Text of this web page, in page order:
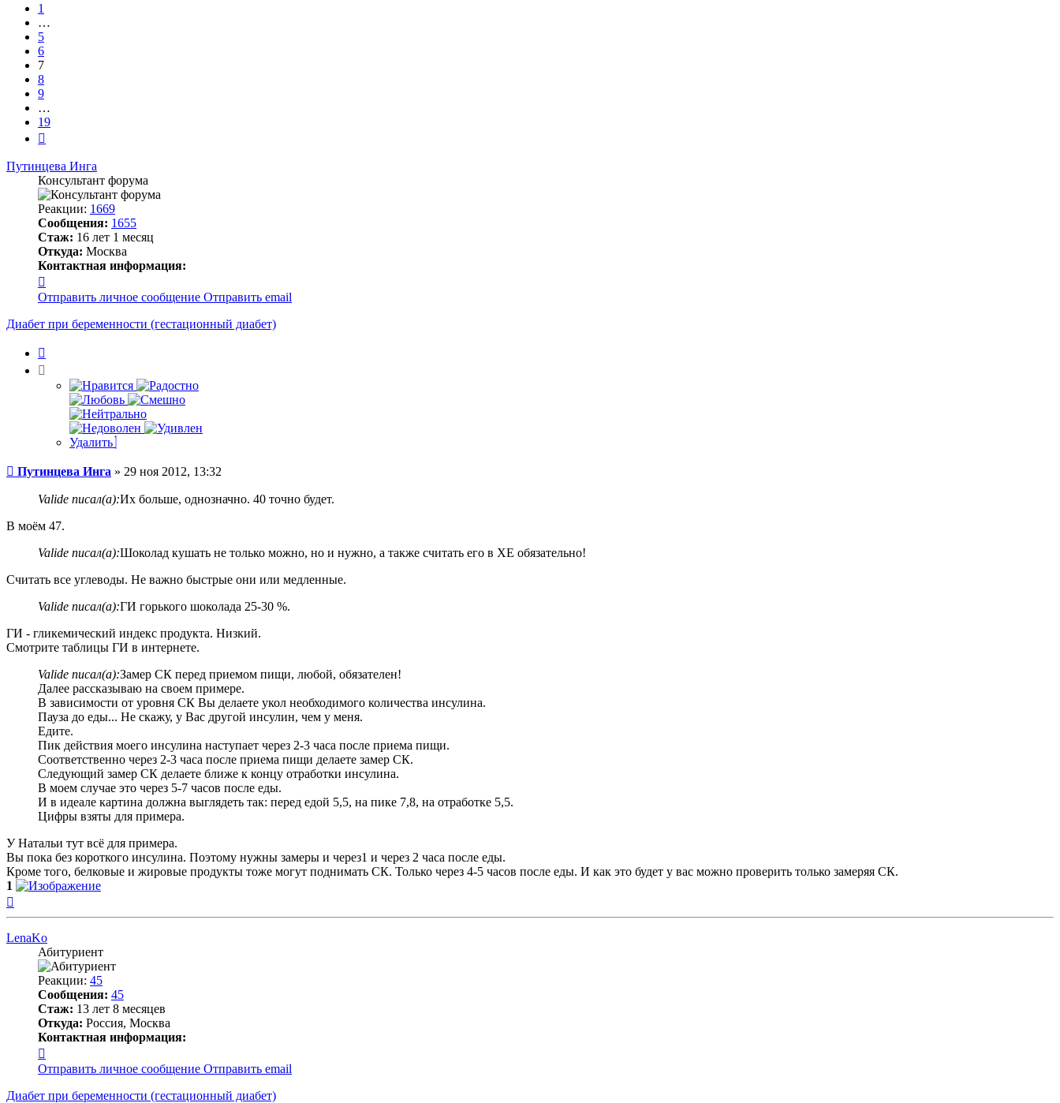
1
…
5
6
7
8
9
…
19
Путинцева Инга
Консультант форума
Реакции: 1669
Сообщения: 1655
Стаж: 16 лет 1 месяц
Откуда: Москва
Контактная информация:
информация
пользователя
Путинцева
Отправить личное сообщение Отправить email
Диабет при беременности (гестационный диабет)
Удалить
Сообщение
Путинцева Инга » 29 ноя 2012, 13:32
Valide писал(а):Их больше, однозначно. 40 точно будет.
В моём 47.
Valide писал(а):Шоколад кушать не только можно, но и нужно, а также считать его в ХЕ обязательно!
Считать все углеводы. Не важно быстрые они или медленные.
Valide писал(а):ГИ горького шоколада 25-30 %.
ГИ - гликемический индекс продукта. Низкий.
Смотрите таблицы ГИ в интернете.
Valide писал(а):Замер СК перед приемом пищи, любой, обязателен!
Далее рассказываю на своем примере.
В зависимости от уровня СК Вы делаете укол необходимого количества инсулина.
Пауза до еды... Не скажу, у Вас другой инсулин, чем у меня.
Едите.
Пик действия моего инсулина наступает через 2-3 часа после приема пищи.
Соответственно через 2-3 часа после приема пищи делаете замер СК.
Следующий замер СК делаете ближе к концу отработки инсулина.
В моем случае это через 5-7 часов после еды.
И в идеале картина должна выглядеть так: перед едой 5,5, на пике 7,8, на отработке 5,5.
Цифры взяты для примера.
У Натальи тут всё для примера.
Вы пока без короткого инсулина. Поэтому нужны замеры и через1 и через 2 часа после еды.
Кроме того, белковые и жировые продукты тоже могут поднимать СК. Только через 4-5 часов после еды. И как это будет у вас можно проверить только замеряя СК.
1
LenaKo
Абитуриент
Реакции: 45
Сообщения: 45
Стаж: 13 лет 8 месяцев
Откуда: Россия, Москва
Контактная информация:
информация
пользователя
LenaKo
Отправить личное сообщение Отправить email
Диабет при беременности (гестационный диабет)